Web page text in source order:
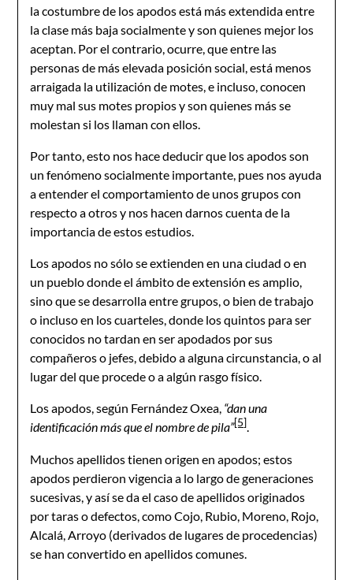
la costumbre de los apodos está más extendida entre
la clase más baja socialmente y son quienes mejor los
aceptan. Por el contrario, ocurre, que entre las
personas de más elevada posición social, está menos
arraigada la utilización de motes, e incluso, conocen
muy mal sus motes propios y son quienes más se
molestan si los llaman con ellos.
Por tanto, esto nos hace deducir que los apodos son
un fenómeno socialmente importante, pues nos ayuda
a entender el comportamiento de unos grupos con
respecto a otros y nos hacen darnos cuenta de la
importancia de estos estudios.
Los apodos no sólo se extienden en una ciudad o en
un pueblo donde el ámbito de extensión es amplio,
sino que se desarrolla entre grupos, o bien de trabajo
o incluso en los cuarteles, donde los quintos para ser
conocidos no tardan en ser apodados por sus
compañeros o jefes, debido a alguna circunstancia, o al
lugar del que procede o a algún rasgo físico.
Los apodos, según Fernández Oxea, “dan una
identificación más que el nombre de pila”[5].
Muchos apellidos tienen origen en apodos; estos
apodos perdieron vigencia a lo largo de generaciones
sucesivas, y así se da el caso de apellidos originados
por taras o defectos, como Cojo, Rubio, Moreno, Rojo,
Alcalá, Arroyo (derivados de lugares de procedencias)
se han convertido en apellidos comunes.